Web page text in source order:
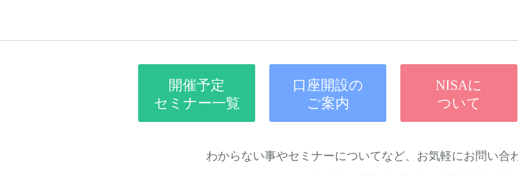
開催予定
セミナー一覧
口座開設の
ご案内
NISAに
ついて
わからない事やセミナーについてなど、お気軽にお問い合